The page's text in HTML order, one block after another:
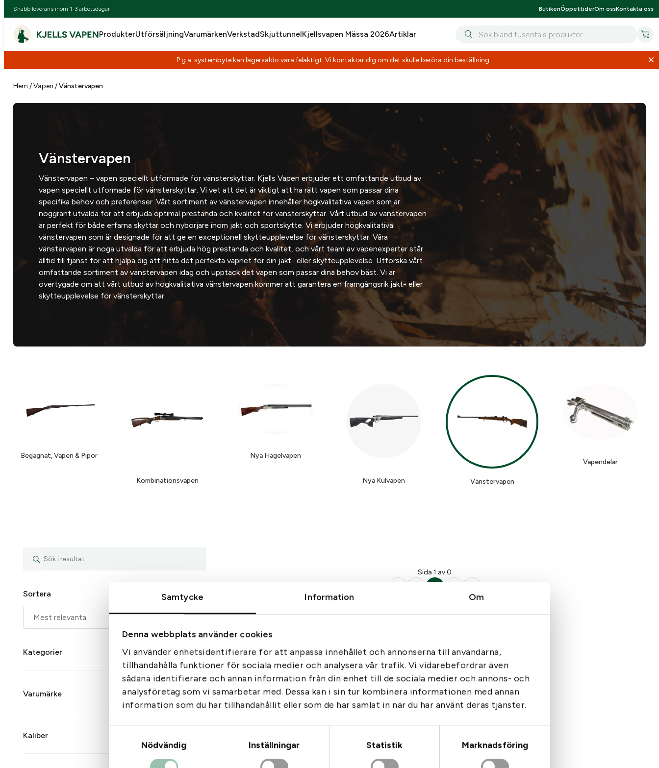
Samtycke Information Om
Denna webbplats använder cookies
Vi använder enhetsidentifierare för att anpassa innehållet och annonserna till användarna,
tillhandahålla funktioner för sociala medier och analysera vår trafik. Vi vidarebefordrar även
sådana identifierare och annan information från din enhet till de sociala medier och annons- och
analysföretag som vi samarbetar med. Dessa kan i sin tur kombinera informationen med annan
information som du har tillhandahållit eller som de har samlat in när du har använt deras tjänster.
Nödvändig
Inställningar Statistik Marknadsföring
Snabb leverans inom 1-3 arbetsdagar ButikenÖppettiderOm ossKontakta oss
ProdukterUtförsäljningVarumärkenVerkstadSkjuttunnelKjellsvapen Mässa 2026Artiklar
P.g.a. systembyte kan lagersaldo vara felaktigt. Vi kontaktar dig om det skulle beröra din beställning.
Hem /Vapen /Vänstervapen
Vänstervapen
Vänstervapen – vapen speciellt utformade för vänsterskyttar. Kjells Vapen erbjuder ett omfattande utbud av
vapen speciellt utformade för vänsterskyttar. Vi vet att det är viktigt att ha rätt vapen som passar dina
specifika behov och preferenser. Vårt sortiment av vänstervapen innehåller högkvalitativa vapen som är
noggrant utvalda för att erbjuda optimal prestanda och kvalitet för vänsterskyttar. Vårt utbud av vänstervapen
är perfekt för både erfarna skyttar och nybörjare inom jakt och sportskytte. Vi erbjuder högkvalitativa
vänstervapen som är designade för att ge en exceptionell skytteupplevelse för vänsterskyttar. Våra
vänstervapen är noga utvalda för att erbjuda hög prestanda och kvalitet, och vårt team av vapenexperter står
alltid till tjänst för att hjälpa dig att hitta det perfekta vapnet för din jakt- eller skytteupplevelse. Utforska vårt
omfattande sortiment av vänstervapen idag och upptäck det vapen som passar dina behov bäst. Vi är
övertygade om att vårt utbud av högkvalitativa vänstervapen kommer att garantera en framgångsrik jakt- eller
skytteupplevelse för vänsterskyttar.
Begagnat, Vapen & Pipor
Kombinationsvapen
Nya Hagelvapen
Nya Kulvapen Vänstervapen
Vapendelar
Sortera
Kategorier
Varumärke
Kaliber
Sida 1 av 0